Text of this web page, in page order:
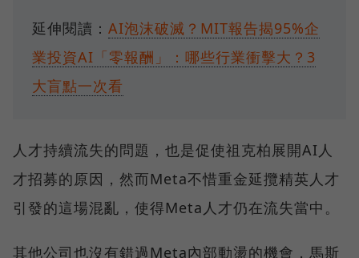
延伸閱讀： AI泡沫破滅？MIT報告揭95%企
業投資AI「零報酬」：哪些行業衝擊大？3
大盲點一次看
人才持續流失的問題，也是促使祖克柏展開AI人
才招募的原因，然而Meta不惜重金延攬精英人才
引發的這場混亂，使得Meta人才仍在流失當中。
其他公司也沒有錯過Meta內部動盪的機會，馬斯